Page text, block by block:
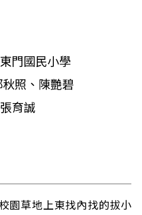
門國民小學
照、陳艷碧
育誠
園草地上東找內找的拔小